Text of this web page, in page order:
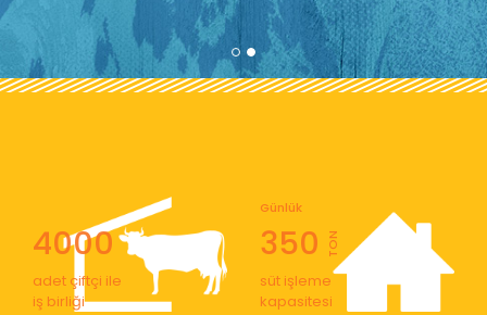
4000
adet çiftçi ile
iş birliği
350
Günlük
TON
süt işleme
kapasitesi